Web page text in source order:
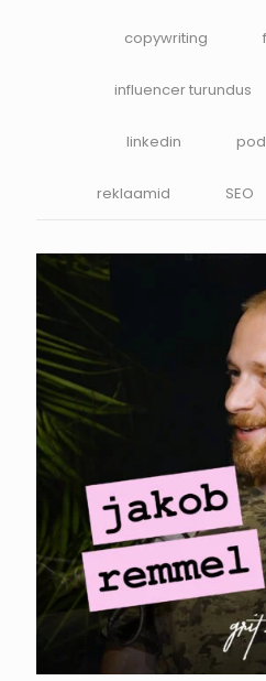
copywriting
influencer turundus
linkedin
reklaamid SEO
YUMUUV.
Remmel –
palkamine